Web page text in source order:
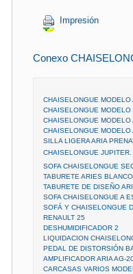
Impresión
Conexo
CHAISELONGUE MODELO
CHAISELONGUE MODELO
CHAISELONGUE
CHAISELONGUE
SILLA LIGERA ARIA
CHAISELONGUE
SOFA CHAISELONGUE
TABURETE ARIES
TABURETE DE DISEÑO
SOFA CHAISELONGUE A
SOFÁ Y CHAISELONGUE
RENAULT 25
DESHUMIDIFICADOR 2
LIQUIDACION
PEDAL DE DISTORSIÓN
AMPLIFICADOR ARIA AG-
CARCASAS VARIOS